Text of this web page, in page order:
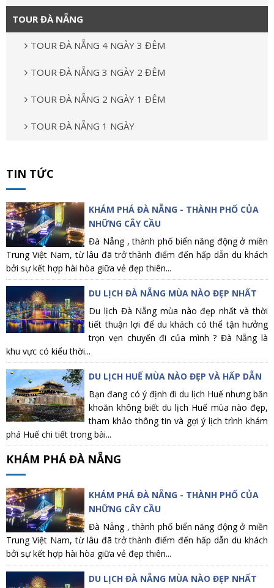
TOUR ĐÀ NẴNG
TOUR ĐÀ NẴNG 4 NGÀY 3 ĐÊM
TOUR ĐÀ NẴNG 3 NGÀY 2 ĐÊM
TOUR ĐÀ NẴNG 2 NGÀY 1 ĐÊM
TOUR ĐÀ NẴNG 1 NGÀY
TIN TỨC
KHÁM PHÁ ĐÀ NẴNG - THÀNH PHỐ CỦA
NHỮNG CÂY CẦU
Đà Nẵng , thành phố biển năng động ở miền
Trung Việt Nam, từ lâu đã trở thành điểm đến hấp dẫn du khách
bởi sự kết hợp hài hòa giữa vẻ đẹp thiên...
DU LỊCH ĐÀ NẴNG MÙA NÀO ĐẸP NHẤT
Du lịch Đà Nẵng mùa nào đẹp nhất và thời
tiết thuận lợi để du khách có thể tận hưởng
trọn vẹn chuyến đi của mình ? Đà Nẵng là
khu vực có kiểu thời...
DU LỊCH HUẾ MÙA NÀO ĐẸP VÀ HẤP DẪN
Bạn đang có ý định đi du lịch Huế nhưng băn
khoăn không biết du lịch Huế mùa nào đẹp,
tham khảo thông tin và gợi ý lịch trình khám
phá Huế chi tiết trong bài...
KHÁM PHÁ ĐÀ NẴNG
KHÁM PHÁ ĐÀ NẴNG - THÀNH PHỐ CỦA
NHỮNG CÂY CẦU
Đà Nẵng , thành phố biển năng động ở miền
Trung Việt Nam, từ lâu đã trở thành điểm đến hấp dẫn du khách
bởi sự kết hợp hài hòa giữa vẻ đẹp thiên...
DU LỊCH ĐÀ NẴNG MÙA NÀO ĐẸP NHẤT